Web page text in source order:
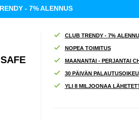
- 7% ALENNUS
CLUB TRENDY - 7%
NOPEA TOIMITUS
MAANANTAI - PERJANTAI
30 PÄIVÄN
YLI 8 MILJOONAA